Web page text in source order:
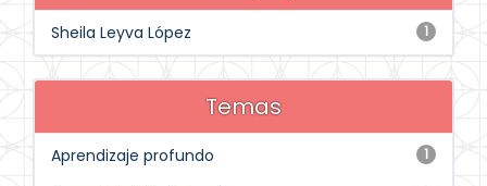
1
Sheila Leyva López
Temas
1
Aprendizaje profundo